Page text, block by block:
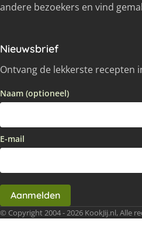
andere bezoekers en vind
Nieuwsbrief
Ontvang de lekkerste recepten
Naam (optioneel)
E-mail
Aanmelden
© Copyright 2004 - 2026 KookJij.nl, Alle